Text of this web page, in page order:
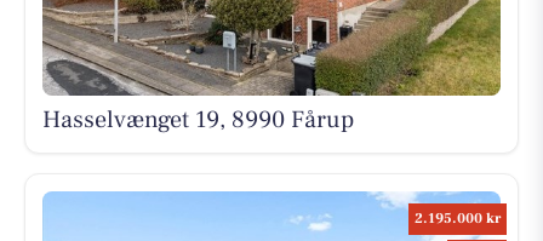
Hasselvænget 19, 8990 Fårup
2.195.000 kr